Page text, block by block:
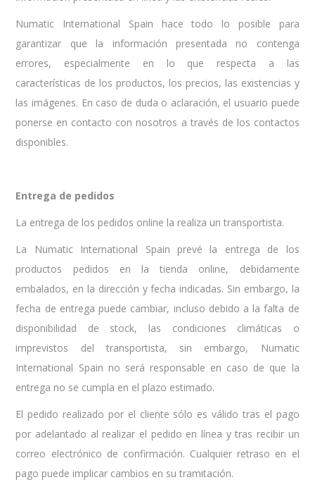
Numatic International Spain hace todo lo posible para
garantizar que la información presentada no contenga
errores, especialmente en lo que respecta a las
características de los productos, los precios, las existencias y
las imágenes. En caso de duda o aclaración, el usuario puede
ponerse en contacto con nosotros a través de los contactos
disponibles.
Entrega de pedidos
La entrega de los pedidos online la realiza un transportista.
La Numatic International Spain prevé la entrega de los
productos pedidos en la tienda online, debidamente
embalados, en la dirección y fecha indicadas. Sin embargo, la
fecha de entrega puede cambiar, incluso debido a la falta de
disponibilidad de stock, las condiciones climáticas o
imprevistos del transportista, sin embargo, Numatic
International Spain no será responsable en caso de que la
entrega no se cumpla en el plazo estimado.
El pedido realizado por el cliente sólo es válido tras el pago
por adelantado al realizar el pedido en línea y tras recibir un
correo electrónico de confirmación. Cualquier retraso en el
pago puede implicar cambios en su tramitación.